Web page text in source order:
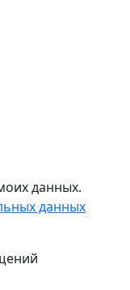
данных.
данных